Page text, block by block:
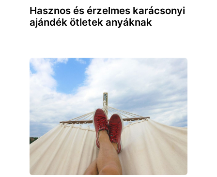
Hasznos és érzelmes karácsonyi
ajándék ötletek anyáknak